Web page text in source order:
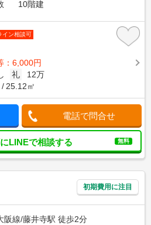
10階建
イン相談可
：6,000円
礼
12万
25.12㎡
電話で問合せ
LINEで相談する 無料
初期費用に注目
阪線/藤井寺駅 徒歩2分